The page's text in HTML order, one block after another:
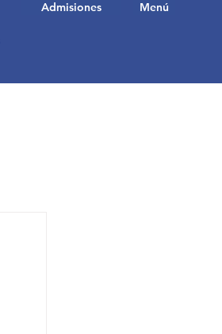
Menú
Admisiones